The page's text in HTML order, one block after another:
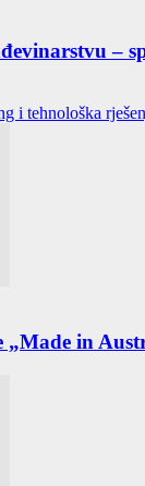
–
i tehnološka
in